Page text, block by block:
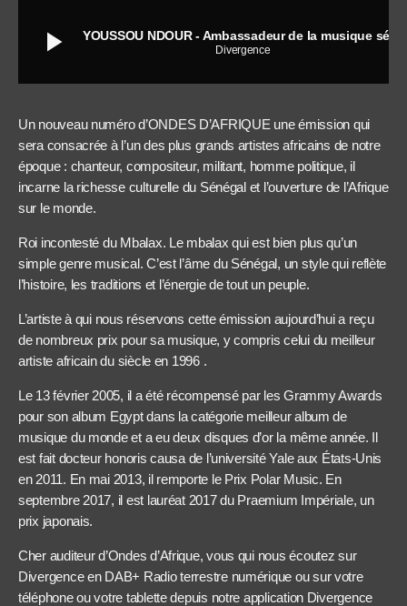
play_arrow Divergence
Un nouveau numéro d’ONDES D’AFRIQUE une émission qui
sera consacrée à l’un des plus grands artistes africains de notre
époque : chanteur, compositeur, militant, homme politique, il
incarne la richesse culturelle du Sénégal et l’ouverture de l’Afrique
sur le monde.
Roi incontesté du Mbalax. Le mbalax qui est bien plus qu’un
simple genre musical. C’est l’âme du Sénégal, un style qui reflète
l’histoire, les traditions et l’énergie de tout un peuple.
L’artiste à qui nous réservons cette émission aujourd’hui a reçu
de nombreux prix pour sa musique, y compris celui du meilleur
artiste africain du siècle en 1996 .
Le 13 février 2005, il a été récompensé par les Grammy Awards
pour son album Egypt dans la catégorie meilleur album de
musique du monde et a eu deux disques d’or la même année. Il
est fait docteur honoris causa de l’université Yale aux États-Unis
en 2011. En mai 2013, il remporte le Prix Polar Music. En
septembre 2017, il est lauréat 2017 du Praemium Impériale, un
prix japonais.
Cher auditeur d’Ondes d’Afrique, vous qui nous écoutez sur
Divergence en DAB+ Radio terrestre numérique ou sur votre
téléphone ou votre tablette depuis notre application Divergence